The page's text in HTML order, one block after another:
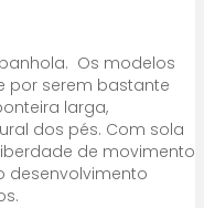
Os modelos
por serem bastante
larga,
dos pés. Com sola
de movimento
desenvolvimento